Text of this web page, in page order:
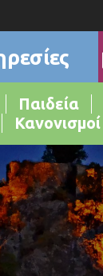
Παιδεία
Κανονισμοί